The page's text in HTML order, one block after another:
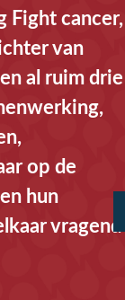
Fight cancer,
van
al ruim drie
op de
hun
vragend